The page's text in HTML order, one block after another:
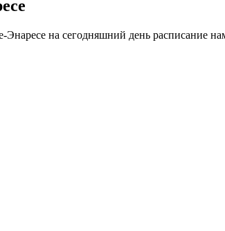
на сегодняшний день расписание